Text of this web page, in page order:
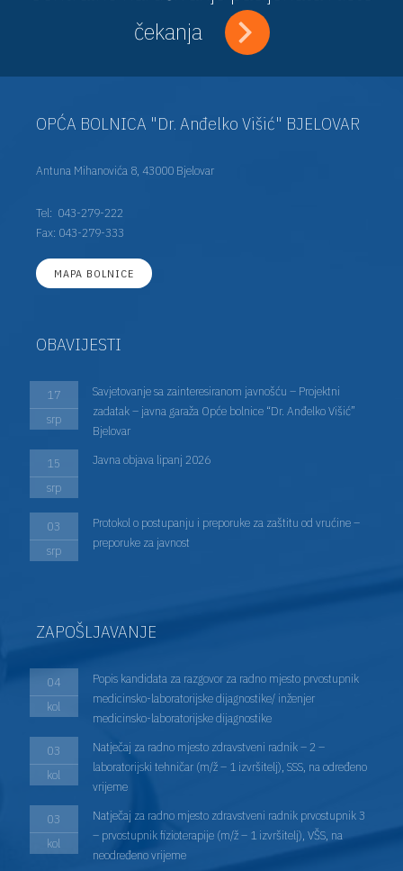
čekanja
OPĆA BOLNICA "Dr. Anđelko Višić" BJELOVAR
Antuna Mihanovića 8, 43000 Bjelovar
Tel: 043-279-222
Fax: 043-279-333
MAPA BOLNICE
OBAVIJESTI
17
srp
Savjetovanje sa zainteresiranom javnošću – Projektni
zadatak – javna garaža Opće bolnice “Dr. Anđelko Višić”
Bjelovar
15
srp
Javna objava lipanj 2026
03
srp
Protokol o postupanju i preporuke za zaštitu od vrućine –
preporuke za javnost
ZAPOŠLJAVANJE
04
kol
Popis kandidata za razgovor za radno mjesto prvostupnik
medicinsko-laboratorijske dijagnostike/ inženjer
medicinsko-laboratorijske dijagnostike
03
kol
Natječaj za radno mjesto zdravstveni radnik – 2 –
laboratorijski tehničar (m/ž – 1 izvršitelj), SSS, na određeno
vrijeme
03
kol
Natječaj za radno mjesto zdravstveni radnik prvostupnik 3
– prvostupnik fizioterapije (m/ž – 1 izvršitelj), VŠS, na
neodređeno vrijeme